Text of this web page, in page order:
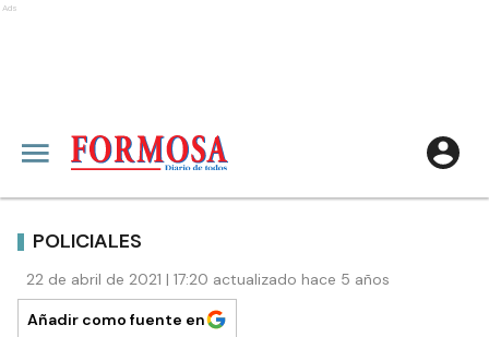
Ads
POLICIALES
22 de abril de 2021 | 17:20 actualizado hace 5 años
Añadir como fuente en